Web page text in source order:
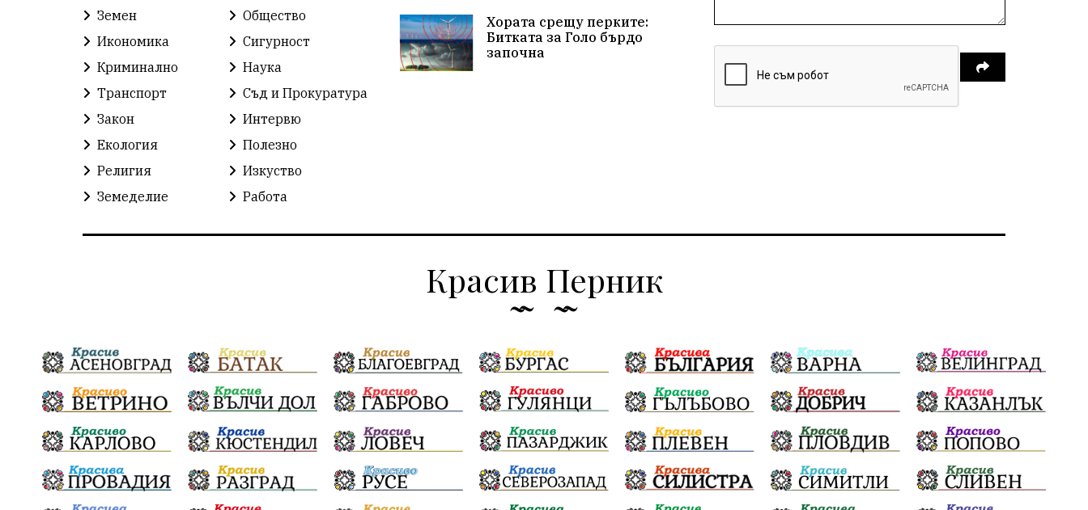
Земен
Общество
Икономика
Сигурност
Криминално
Наука
Транспорт
Съд и Прокуратура
Закон
Интервю
Екология
Полезно
Религия
Изкуство
Земеделие
Работа
Хората срещу перките:
Битката за Голо бърдо
започна
Красив Перник